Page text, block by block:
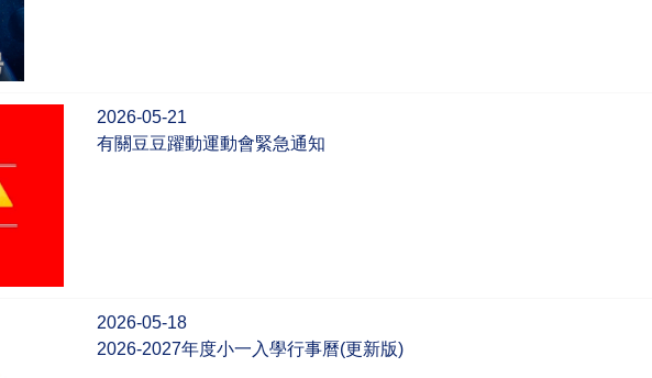
2026-05-21
有關豆豆躍動運動會緊急通知
2026-05-18
2026-2027年度小一入學行事曆(更新版)